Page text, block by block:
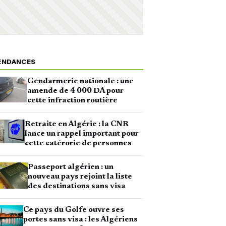
Gendarmerie nationale : une
amende de 4 000 DA pour
cette infraction routière
Retraite en Algérie : la CNR
lance un rappel important pour
cette catérorie de personnes
Passeport algérien : un
nouveau pays rejoint la liste
des destinations sans visa
Ce pays du Golfe ouvre ses
portes sans visa : les Algériens